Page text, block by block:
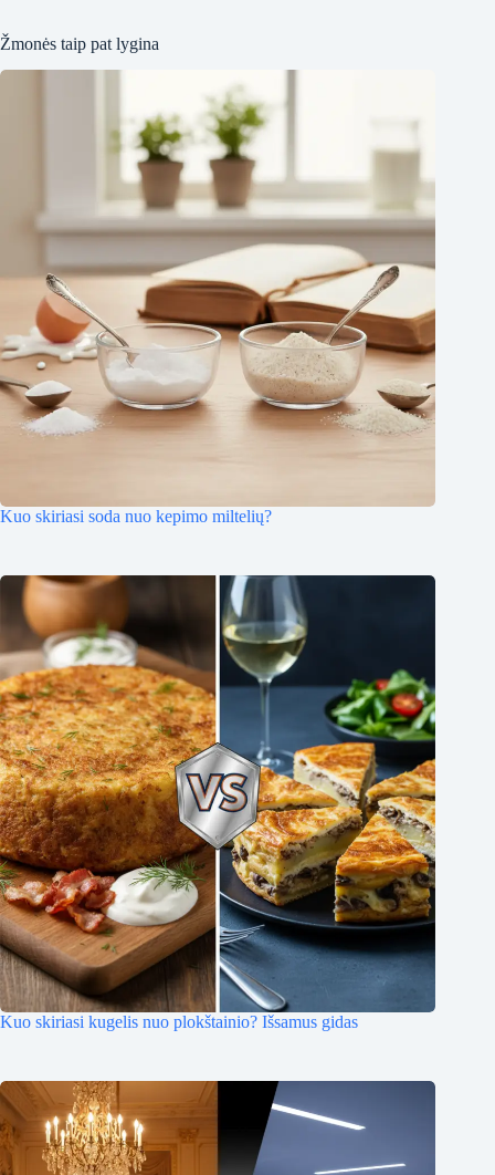
Žmonės taip pat lygina
Kuo skiriasi soda nuo kepimo miltelių?
Kuo skiriasi kugelis nuo plokštainio? Išsamus gidas